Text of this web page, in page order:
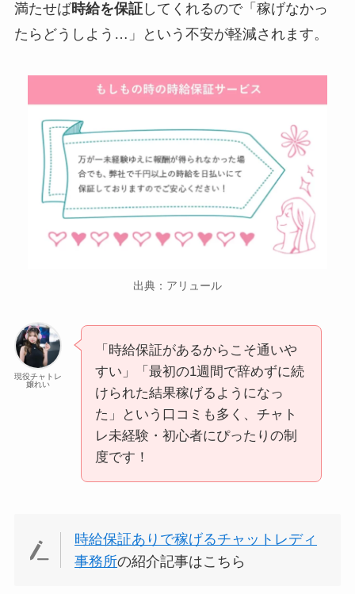
満たせば時給を保証してくれるので「稼げなかっ
たらどうしよう…」という不安が軽減されます。
出典：アリュール
現役チャトレ
嬢れい
「時給保証があるからこそ通いや
すい」「最初の1週間で辞めずに続
けられた結果稼げるようになっ
た」という口コミも多く、チャト
レ未経験・初心者にぴったりの制
度です！
時給保証ありで稼げるチャットレディ
事務所の紹介記事はこちら